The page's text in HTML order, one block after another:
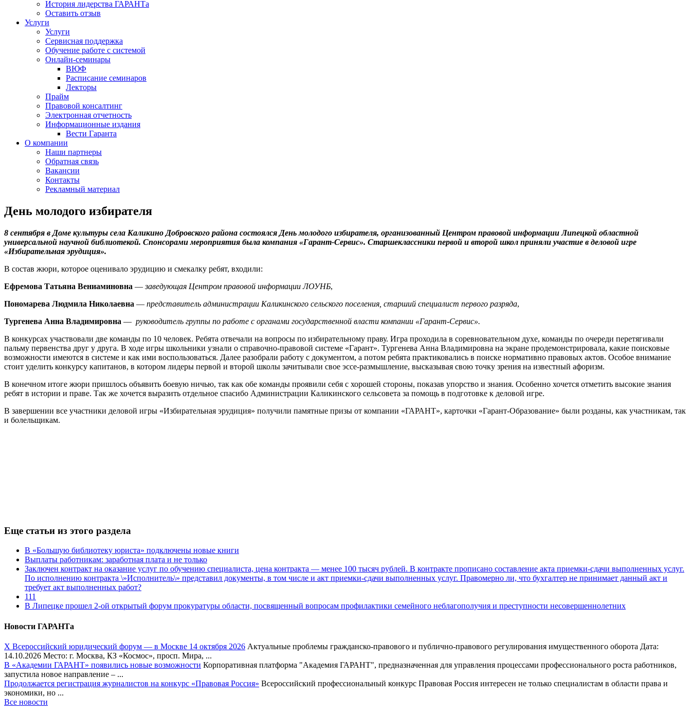
История лидерства ГАРАНТа
Оставить отзыв
Услуги
Услуги
Сервисная поддержка
Обучение работе с системой
Онлайн-семинары
ВЮФ
Расписание семинаров
Лекторы
Прайм
Правовой консалтинг
Электронная отчетность
Информационные издания
Вести Гаранта
О компании
Наши партнеры
Обратная связь
Вакансии
Контакты
Рекламный материал
День молодого избирателя
8 сентября в Доме культуры села Каликино Добровского района состоялся День молодого избирателя, организованный Центром правовой информации Липецкой областной
универсальной научной библиотекой. Спонсорами мероприятия была компания «Гарант-Сервис». Старшеклассники первой и второй школ приняли участие в деловой игре
«Избирательная эрудиция».
В состав жюри, которое оценивало эрудицию и смекалку ребят, входили:
Ефремова Татьяна Вениаминовна —заведующая Центром правовой информации ЛОУНБ,
Пономарева Людмила Николаевна — представитель администрации Каликинского сельского поселения, старший специалист первого разряда,
Тургенева Анна Владимировна — руководитель группы по работе с органами государственной власти компании «Гарант-Сервис».
В конкурсах участвовали две команды по 10 человек. Ребята отвечали на вопросы по избирательному праву. Игра проходила в соревновательном духе, команды по очереди перетягивали
пальму первенства друг у друга. В ходе игры школьники узнали о справочно-правовой системе «Гарант». Тургенева Анна Владимировна на экране продемонстрировала, какие поисковые
возможности имеются в системе и как ими воспользоваться. Далее разобрали работу с документом, а потом ребята практиковались в поиске нормативно правовых актов. Особое внимание
стоит уделить конкурсу капитанов, в котором лидеры первой и второй школы зачитывали свое эссе-размышление, высказывая свою точку зрения на известный афоризм.
В конечном итоге жюри пришлось объявить боевую ничью, так как обе команды проявили себя с хорошей стороны, показав упорство и знания. Особенно хочется отметить высокие знания
ребят в истории и праве. Так же хочется выразить отдельное спасибо Администрации Каликинского сельсовета за помощь в подготовке к деловой игре.
В завершении все участники деловой игры «Избирательная эрудиция» получили памятные призы от компании «ГАРАНТ», карточки «Гарант-Образование» были розданы, как участникам, так
и болельщикам.
Еще статьи из этого раздела
В «Большую библиотеку юриста» подключены новые книги
Выплаты работникам: заработная плата и не только
Заключен контракт на оказание услуг по обучению специалиста, цена контракта — менее 100 тысяч рублей. В контракте прописано составление акта приемки-сдачи выполненных услуг.
По исполнению контракта \»Исполнитель\» представил документы, в том числе и акт приемки-сдачи выполненных услуг. Правомерно ли, что бухгалтер не принимает данный акт и
требует акт выполненных работ?
111
В Липецке прошел 2-ой открытый форум прокуратуры области, посвященный вопросам профилактики семейного неблагополучия и преступности несовершеннолетних
Новости ГАРАНТа
Х Всероссийский юридический форум — в Москве 14 октября 2026 Актуальные проблемы гражданско-правового и публично-правового регулирования имущественного оборота Дата:
14.10.2026 Место: г. Москва, КЗ «Космос», просп. Мира, ...
В «Академии ГАРАНТ» появились новые возможности Корпоративная платформа "Академия ГАРАНТ", предназначенная для управления процессами профессионального роста работников,
запустила новое направление – ...
Продолжается регистрация журналистов на конкурс «Правовая Россия» Всероссийский профессиональный конкурс Правовая Россия интересен не только специалистам в области права и
экономики, но ...
Все новости